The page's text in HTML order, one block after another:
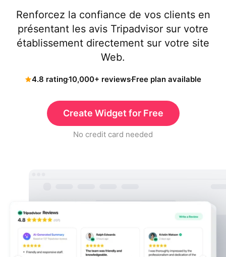
Renforcez la confiance de vos clients en
présentant les avis Tripadvisor sur votre
établissement directement sur votre site
Web.
4.8 rating10,000+ reviewsFree plan available
Create Widget for Free
No credit card needed